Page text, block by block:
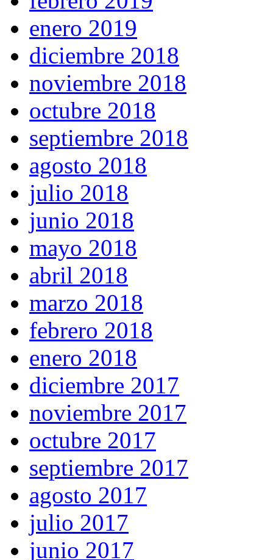
enero 2019
diciembre 2018
noviembre 2018
octubre 2018
septiembre 2018
agosto 2018
julio 2018
junio 2018
mayo 2018
abril 2018
marzo 2018
febrero 2018
enero 2018
diciembre 2017
noviembre 2017
octubre 2017
septiembre 2017
agosto 2017
julio 2017
junio 2017